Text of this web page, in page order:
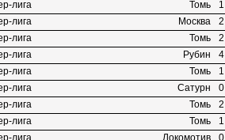
лига Томь 1
лига Москва 2
лига Томь 2
лига Рубин 4
лига Томь 1
лига Сатурн 0
лига Томь 2
лига Томь 1
лига Локомотив 0